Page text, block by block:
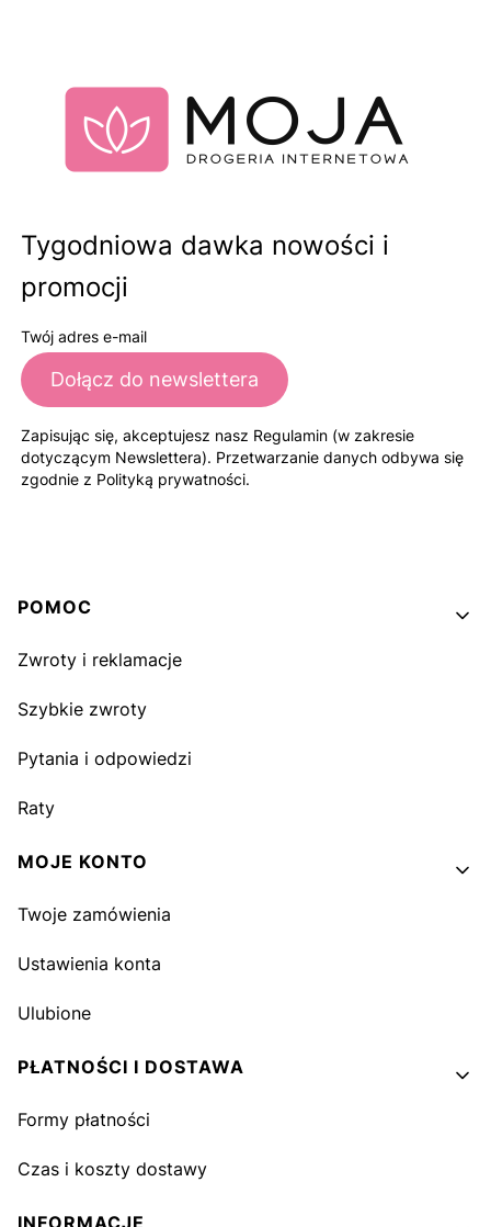
Tygodniowa dawka nowości i
promocji
Twój adres e-mail
Dołącz do newslettera
Zapisując się, akceptujesz nasz Regulamin (w zakresie
dotyczącym Newslettera). Przetwarzanie danych odbywa się
zgodnie z Polityką prywatności.
Linki w stopce
POMOC
Zwroty i reklamacje
Szybkie zwroty
Pytania i odpowiedzi
Raty
MOJE KONTO
Twoje zamówienia
Ustawienia konta
Ulubione
PŁATNOŚCI I DOSTAWA
Formy płatności
Czas i koszty dostawy
INFORMACJE